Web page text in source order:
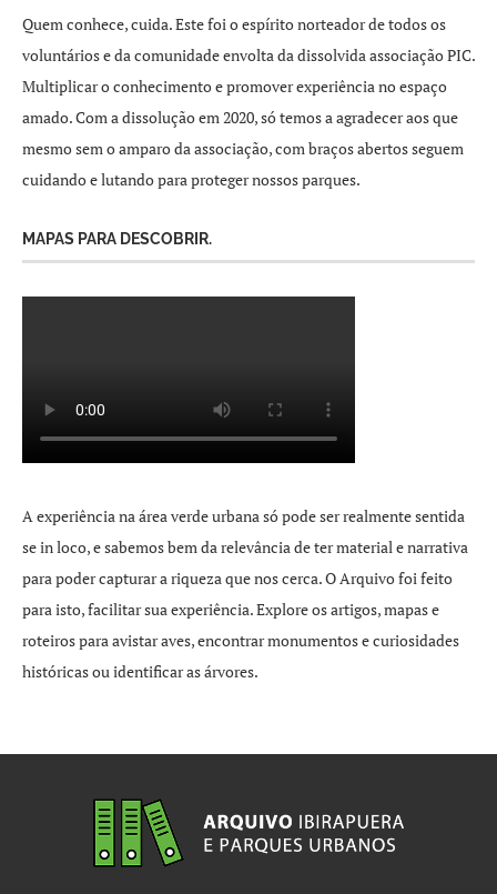
Quem conhece, cuida. Este foi o espírito norteador de todos os
voluntários e da comunidade envolta da dissolvida associação PIC.
Multiplicar o conhecimento e promover experiência no espaço
amado. Com a dissolução em 2020, só temos a agradecer aos que
mesmo sem o amparo da associação, com braços abertos seguem
cuidando e lutando para proteger nossos parques.
MAPAS PARA DESCOBRIR.
A experiência na área verde urbana só pode ser realmente sentida
se in loco, e sabemos bem da relevância de ter material e narrativa
para poder capturar a riqueza que nos cerca. O Arquivo foi feito
para isto, facilitar sua experiência. Explore os artigos, mapas e
roteiros para avistar aves, encontrar monumentos e curiosidades
históricas ou identificar as árvores.